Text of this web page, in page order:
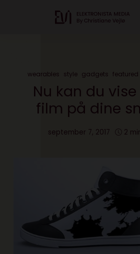
wearables style gadgets featured
Nu kan du
film på dine
september 7, 2017 2